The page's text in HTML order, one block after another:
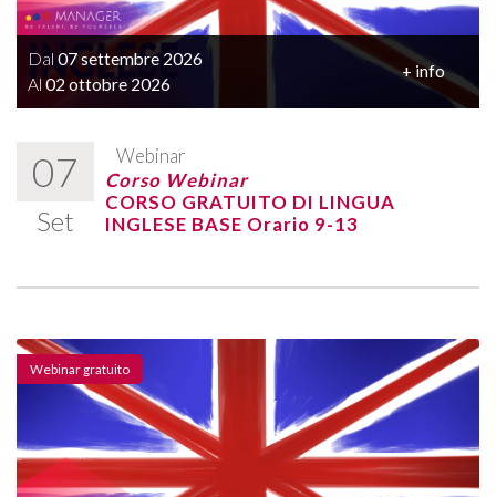
Dal 07 settembre 2026
Al02 ottobre 2026
+ info
07
Set
Webinar
Corso Webinar
CORSO GRATUITO DI LINGUA
INGLESE BASE Orario 9-13
Webinar gratuito